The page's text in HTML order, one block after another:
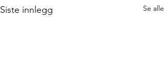
Siste innlegg Se alle